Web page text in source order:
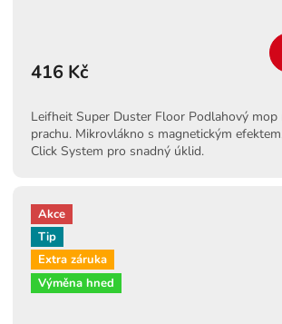
416 Kč
Leifheit Super Duster Floor Podlahový mop
prachu. Mikrovlákno s magnetickým
Click System pro snadný úklid.
Akce
Tip
Extra záruka
Výměna hned